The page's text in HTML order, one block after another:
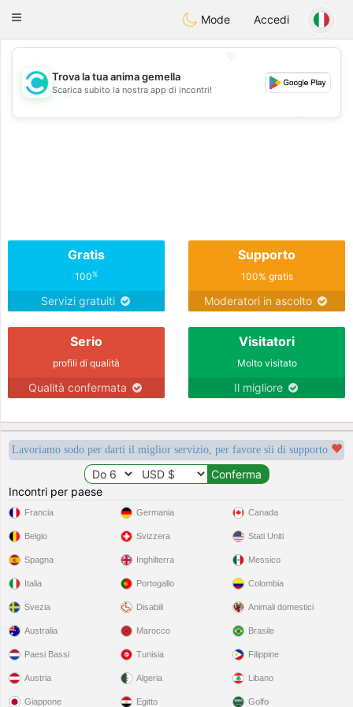
olombiaCitas
Toggle
Mode Accedi
💖
💕
Trova la tua anima gemella
Scarica subito la nostra app di incontri!
Gratis
100%
Servizi gratuiti
Supporto
100% gratis
Moderatori in ascolto
Serio
profili di qualità
Qualità confermata
Visitatori
Molto visitato
Il migliore
Lavoriamo sodo per darti il miglior servizio, per favore sii di supporto
Incontri per paese
Francia
Belgio
Spagna
Italia
Svezia
Germania
Svizzera
Inghilterra
Portogallo
Disabili
Canada
Stati Uniti
Messico
Colombia
Animali domestici
Australia
Paesi Bassi
Austria
Giappone
Marocco
Tunisia
Algeria
Egitto
Brasile
Filippine
Libano
Golfo